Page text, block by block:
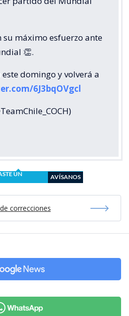
su máximo esfuerzo ante
👏.
domingo y volverá a
6J3bqOVgcl
UN
AVÍSANOS
correcciones